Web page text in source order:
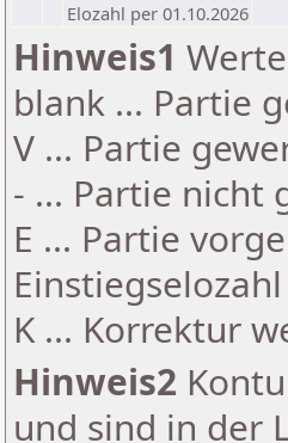
Elozahl per 01.10.2026
Hinweis1
blank ... Partie
V ... Partie
- ... Partie nicht
E ... Partie
K ... Korrektur
Hinweis2
und sind in der